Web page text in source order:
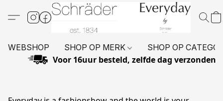
WEBSHOP SHOP OP MERK SHOP OP
Voor 16uur besteld, zelfde dag verzonden